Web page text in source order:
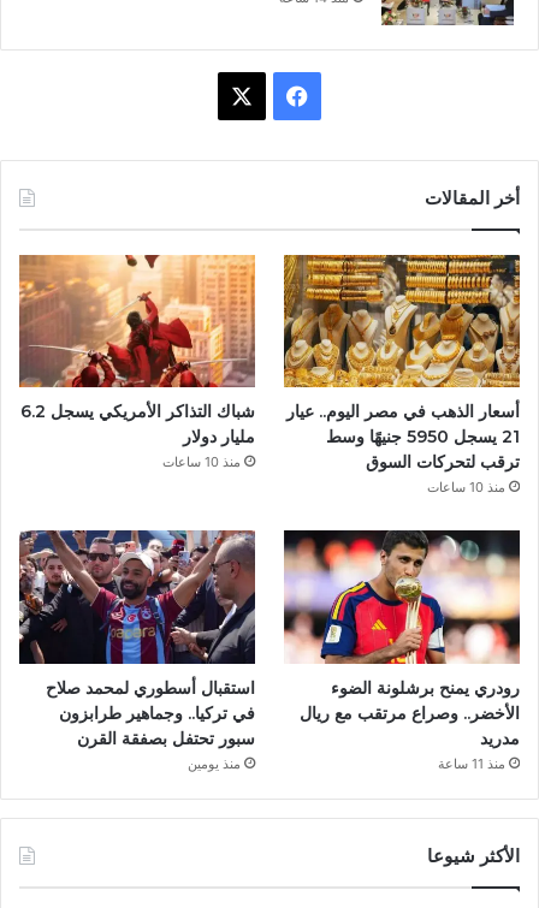
و
ك
أخر المقالات
أسعار الذهب في مصر اليوم.. عيار
21 يسجل 5950 جنيهًا وسط
ترقب لتحركات السوق
منذ 10 ساعات
شباك التذاكر الأمريكي يسجل 6.2
مليار دولار
منذ 10 ساعات
رودري يمنح برشلونة الضوء
الأخضر.. وصراع مرتقب مع ريال
مدريد
منذ 11 ساعة
استقبال أسطوري لمحمد صلاح
في تركيا.. وجماهير طرابزون
سبور تحتفل بصفقة القرن
منذ يومين
الأكثر شيوعا